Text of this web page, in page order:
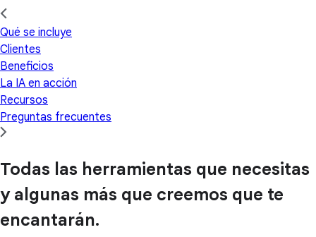
Qué se incluye
Clientes
Beneficios
La IA en acción
Recursos
Preguntas frecuentes
Todas las herramientas que necesitas
y algunas más que creemos que te
encantarán.